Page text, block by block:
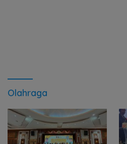
Olahraga